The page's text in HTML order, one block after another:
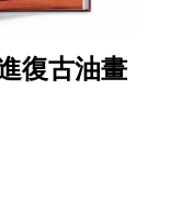
復古油畫